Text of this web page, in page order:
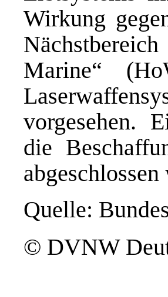
Wirkung
Marine“
vorgesehen.
die
Quelle: